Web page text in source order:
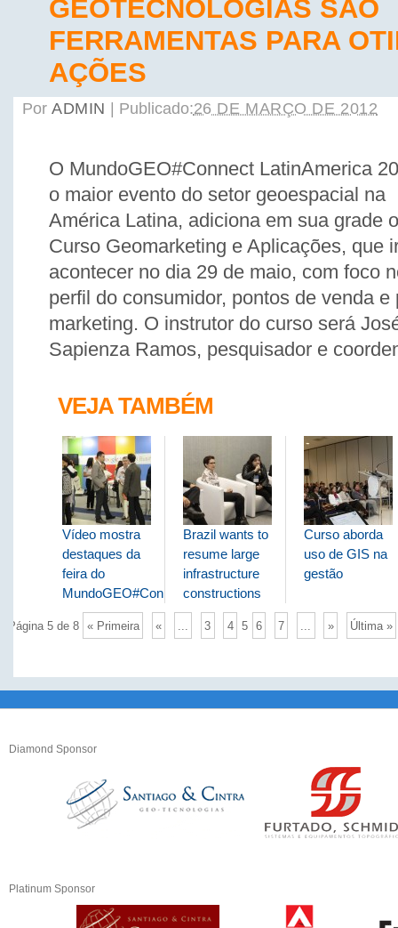
GEOTECNOLOGIAS SÃO
FERRAMENTAS PARA
AÇÕES
Por ADMIN Publicado:26 DE MARÇO DE 2012
O MundoGEO#Connect LatinAmerica
o maior evento do setor geoespacial na
América Latina, adiciona em sua grade o
Curso Geomarketing e Aplicações, que
acontecer no dia 29 de maio, com foco
perfil do consumidor, pontos de venda e
marketing. O instrutor do curso será
Sapienza Ramos, pesquisador e
VEJA TAMBÉM
Vídeo mostra
destaques da
feira do
MundoGEO#Connect
Brazil wants to
resume large
infrastructure
constructions
Curso aborda
uso de GIS na
gestão
Página 5 de 8 « Primeira « 3 4 5 6 7 » Última »
Diamond Sponsor
Platinum Sponsor